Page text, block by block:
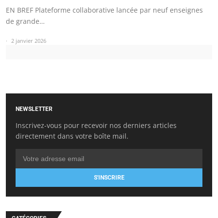
EN BREF Plateforme collaborative lancée par neuf enseignes
de grande…
2 janvier 2026
NEWSLETTER
Inscrivez-vous pour recevoir nos derniers articles
directement dans votre boîte mail.
S'INSCRIRE